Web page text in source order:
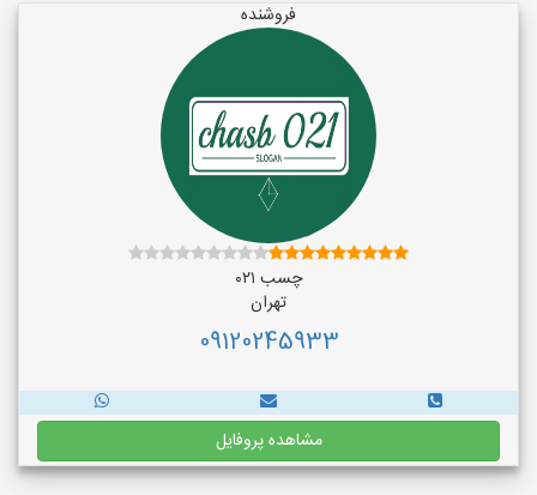
فروشنده
چسب ۰۲۱
تهران
09120245933
مشاهده پروفایل